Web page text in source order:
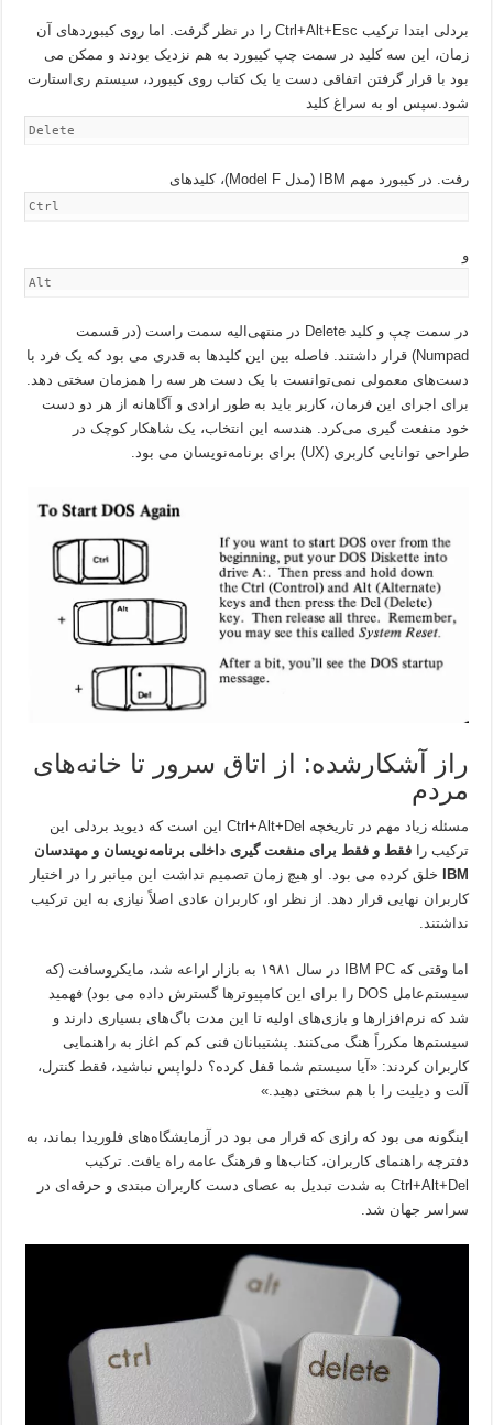
بردلی ابتدا ترکیب Ctrl+Alt+Esc را در نظر گرفت. اما روی کیبوردهای آن
زمان، این سه کلید در سمت چپ کیبورد به هم نزدیک بودند و ممکن می
بود با قرار گرفتن اتفاقی دست یا یک کتاب روی کیبورد، سیستم ری‌استارت
شود.سپس او به سراغ کلید
Delete
رفت. در کیبورد مهم IBM (مدل Model F)، کلیدهای
Ctrl
و
Alt
در سمت چپ و کلید Delete در منتهی‌الیه سمت راست (در قسمت
Numpad) قرار داشتند. فاصله بین این کلیدها به قدری می بود که یک فرد با
دست‌های معمولی نمی‌توانست با یک دست هر سه را همزمان سختی دهد.
برای اجرای این فرمان، کاربر باید به طور ارادی و آگاهانه از هر دو دست
خود منفعت گیری می‌کرد. هندسه این انتخاب، یک شاهکار کوچک در
طراحی توانایی کاربری (UX) برای برنامه‌نویسان می بود.
راز آشکار‌شده: از اتاق سرور تا خانه‌های
مردم
مسئله زیاد مهم در تاریخچه Ctrl+Alt+Del این است که دیوید بردلی این
ترکیب رافقط و فقط برای منفعت گیری داخلی برنامه‌نویسان و مهندسان
IBM
خلق کرده می بود. او هیچ زمان تصمیم نداشت این میانبر را در اختیار
کاربران نهایی قرار دهد. از نظر او، کاربران عادی اصلاً نیازی به این ترکیب
نداشتند.
اما وقتی که IBM PC در سال ۱۹۸۱ به بازار اراعه شد، مایکروسافت (که
سیستم‌عامل DOS را برای این کامپیوترها گسترش داده می بود) فهمید
شد که نرم‌افزارها و بازی‌های اولیه تا این مدت باگ‌های بسیاری دارند و
سیستم‌ها مکرراً هنگ می‌کنند. پشتیبانان فنی کم کم اغاز به راهنمایی
کاربران کردند: «آیا سیستم شما قفل کرده؟ دلواپس نباشید، فقط کنترل،
آلت و دیلیت را با هم سختی دهید.»
اینگونه می بود که رازی که قرار می بود در آزمایشگاه‌های فلوریدا بماند، به
دفترچه راهنمای کاربران، کتاب‌ها و فرهنگ عامه راه یافت. ترکیب
Ctrl+Alt+Del به شدت تبدیل به عصای دست کاربران مبتدی و حرفه‌ای در
سراسر جهان شد.